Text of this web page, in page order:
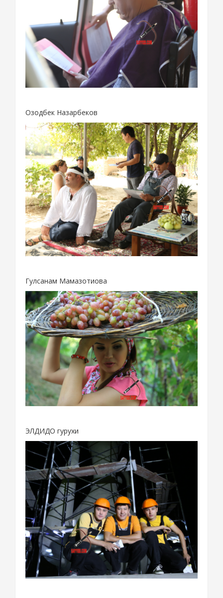
Озодбек Назарбеков
Гулсанам Мамазотиова
ЭЛДИДО гурухи